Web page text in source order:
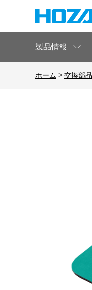
製品情報
ホーム > 交換部品